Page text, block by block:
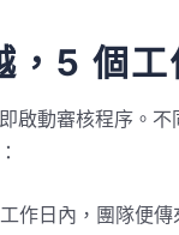
，5 個
啟動審核程序。
作日內，團隊便傳